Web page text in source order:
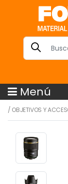
Menú
/ OBJETIVOS Y